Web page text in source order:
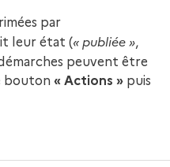
par
leur état (« publiée »,
peuvent être
bouton « Actions » puis